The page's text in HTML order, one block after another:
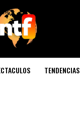
TENDENCIAS